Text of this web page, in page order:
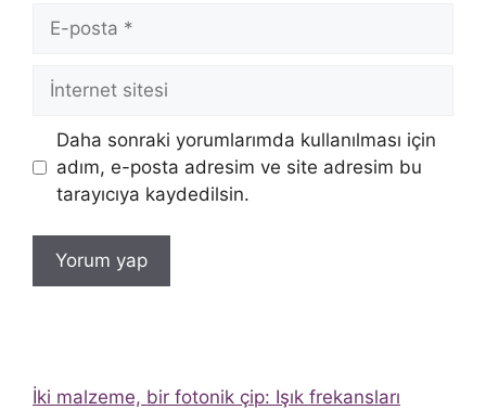
posta
İnternet
sitesi
Daha sonraki yorumlarımda kullanılması için
adım, e-posta adresim ve site adresim bu
tarayıcıya kaydedilsin.
İki malzeme, bir fotonik çip: Işık frekansları